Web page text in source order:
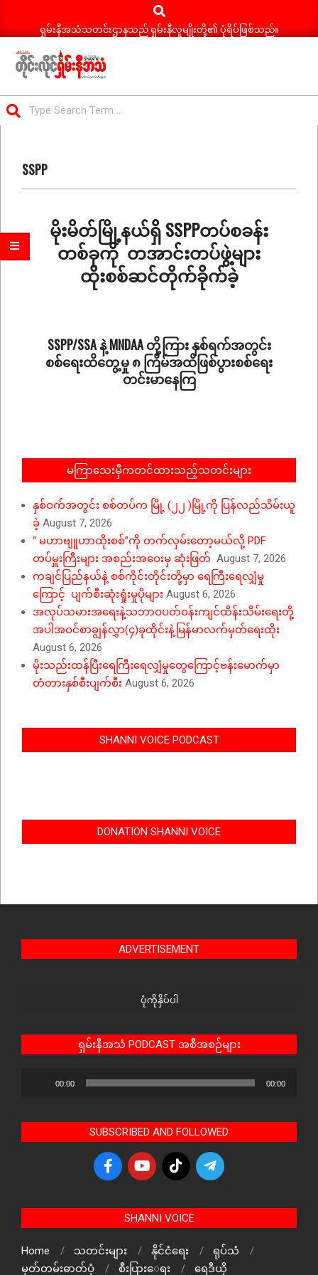
Search
ရှမ်းနီအသံသတင်းဌာနသည် ရှမ်းနီလူမျိုးတို့၏ ပုံရိပ်ဖြစ်သည်။
ရှမ်း
နီ
သတင်း
MenuSSPP
မိုးမိတ်မြို့နယ်ရှိ SSPPတပ်စခန်း
တစ်ခုကို တအာင်းတပ်ဖွဲ့များ
ထိုးစစ်ဆင်တိုက်ခိုက်ခဲ့
SSPP/SSA နဲ့ MNDAA တို့ကြား နှစ်ရက်အတွင်း
စစ်ရေးထိတွေ့မှု ၈ ကြိမ်အထိဖြစ်ပွားစစ်ရေး
တင်းမာနေကြ
မကြာသေးမှီကတင်ထားသည့်သတင်းများ
နှစ်ဝက်အတွင်း စစ်တပ်က မြို့ (၂၂ )မြို့ကို ပြန်လည်သိမ်းယူ
ခဲ့ August 7, 2026
“ မဟာဗျူဟာထိုးစစ်”ကို တက်လှမ်းတော့မယ်လို့ PDF
တပ်မှူးကြီးများ အစည်းအဝေးမှ ဆုံးဖြတ် August 7, 2026
ကချင်ပြည်နယ်နဲ့ စစ်ကိုင်းတိုင်းတို့မှာ ရေကြီးရေလျှံမှု
ကြောင့် ပျက်စီးဆုံးရှုံးမှုပိုများ August 6, 2026
အလုပ်သမားအရေးနဲ့သဘာဝပတ်ဝန်းကျင်ထိန်းသိမ်းရေးတို့
အပါအဝင်စာချွန်လွှာ(၄)ခုထိုင်းနဲ့မြန်မာလက်မှတ်ရေးထိုး
August 6, 2026
မိုးသည်းထန်ပြီးရေကြီးရေလျှံမှုတွေကြောင့်ဗန်းမောက်မှာ
တံတားနှစ်စီးပျက်စီး August 6, 2026
SHANNI VOICE PODCAST
DONATION SHANNI VOICE
ADVERTISEMENT
ပုံကိုနှိပ်ပါ
ရှမ်းနီအသံ PODCAST အစီအစဉ်များ
00:00 00:00
SUBSCRIBED AND FOLLOWED
SHANNI VOICE
Home သတင်းများ နိုင်ငံရေး
ရုပ်သံ
မှတ်တမ်းဓာတ်ပုံ
စီးပြားေရး ရေဒီယို